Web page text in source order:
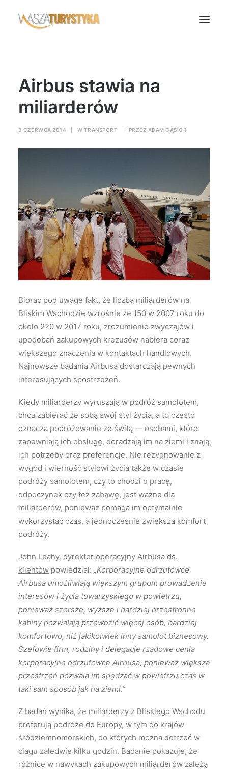
Biura podróży
Transport
Noclegi
Polska
Świat
Wasze Podróże
Wyszukiwanie
Airbus stawia na
miliarderów
3 CZERWCA 2014 W TRANSPORT PRZEZ ADAM GĄSIOR
Biorąc pod uwagę fakt, że liczba miliarderów na
Bliskim Wschodzie wzrośnie ze 150 w 2007 roku do
około 220 w 2017 roku, zrozumienie zwyczajów i
upodobań zakupowych krezusów nabiera coraz
większego znaczenia w kontaktach handlowych.
Najnowsze badania Airbusa dostarczają pewnych
interesujących spostrzeżeń.
Kiedy miliarderzy wyruszają w podróż samolotem,
chcą zabierać ze sobą swój styl życia, a to często
oznacza podróżowanie ze świtą — osobami, które
zapewniają ich obsługę, doradzają im na ziemi i znają
ich potrzeby oraz preferencje. Nie rezygnowanie z
wygód i wierność stylowi życia także w czasie
podróży samolotem, czy to chodzi o pracę,
odpoczynek czy też zabawę, jest ważne dla
miliarderów, ponieważ pomaga im optymalnie
wykorzystać czas, a jednocześnie zwiększa komfort
podróży.
John Leahy, dyrektor operacyjny Airbusa ds.
klientów powiedział: „Korporacyjne odrzutowce
Airbusa umożliwiają większym grupom prowadzenie
interesów i życia towarzyskiego w powietrzu,
ponieważ szersze, wyższe i bardziej przestronne
kabiny pozwalają przewozić więcej osób, bardziej
komfortowo, niż jakikolwiek inny samolot biznesowy.
Szefowie firm, rodziny i delegacje rządowe cenią
korporacyjne odrzutowce Airbusa, ponieważ większa
przestrzeń pozwala im spędzać w powietrzu czas w
taki sam sposób jak na ziemi.”
Z badań wynika, że miliarderzy z Bliskiego Wschodu
preferują podróże do Europy, w tym do krajów
śródziemnomorskich, do których można dotrzeć w
ciągu zaledwie kilku godzin. Badanie pokazuje, że
różnice w nawykach zakupowych miliarderów zależą